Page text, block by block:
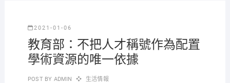
2021-01-06
教育部：不把人才稱號作為配置
學術資源的唯一依據
POST BY ADMIN 生活情報